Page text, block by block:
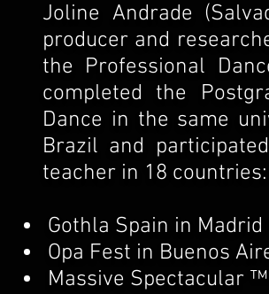
Joline Andrade
producer and
the Professional
completed the
Dance in the same
Brazil and
teacher in 18 countries:
Gothla Spain in
Opa Fest in Buenos
Massive Spectacular